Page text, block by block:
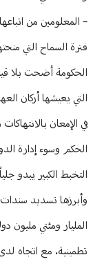
– المعلومين من
فترة السماح التي
الحكومة أضحت بلا
التي يعيشها أركان
في الإمعان
الحكم وسوء إدارة
التخبط الكبير يبدو
وأبرزها تسديد سندات
المليار ومئتي مليون
تطمينية. مع اتجاه